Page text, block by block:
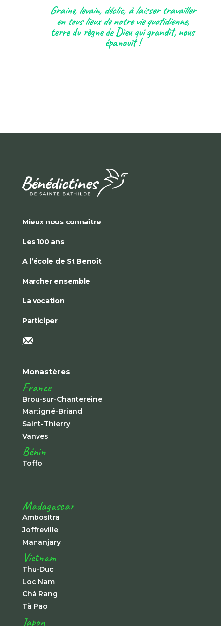
Graine, levain, déclic, à laisser travailler
en tous lieux de notre vie quotidienne,
terre du règne de Dieu qui grandit, nous
épanouit !
Mieux nous connaître
Les 100 ans
À l’école de St Benoît
Marcher ensemble
La vocation
Participer
Monastères
France
Brou-sur-Chantereine
Martigné-Briand
Saint-Thierry
Vanves
Bénin
Toffo
Madagascar
Ambositra
Joffreville
Mananjary
Vietnam
Thu-Duc
Loc Nam
Chà Rang
Tà Pao
Japon